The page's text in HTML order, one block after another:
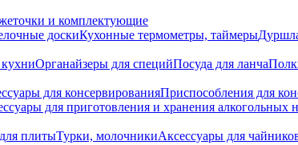
и комплектующие
доскиКухонные термометры, таймеры
Органайзеры для специйПосуда для ланча
для консервированияПриспособления для
для приготовления и хранения алкогольных
плитыТурки, молочникиАксессуары для